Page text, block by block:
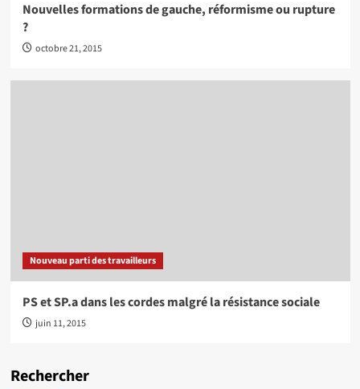
Nouvelles formations de gauche, réformisme ou rupture
?
octobre 21, 2015
Nouveau parti des travailleurs
PS et SP.a dans les cordes malgré la résistance sociale
juin 11, 2015
Rechercher